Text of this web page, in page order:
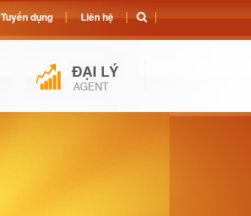
Tuyển dụng Liên hệ